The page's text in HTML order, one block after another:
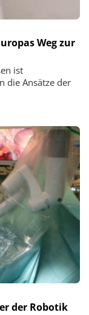
Weg zur
ist
die Ansätze der
der Robotik